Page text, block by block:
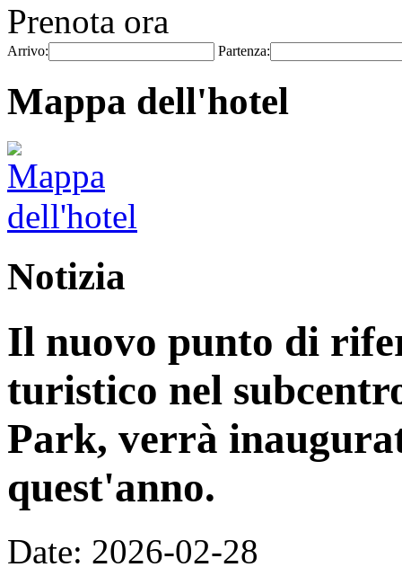
Prenota ora
Arrivo: Partenza:
Mappa dell'hotel
Notizia
Il nuovo punto di
turistico nel
Park, verrà
quest'anno.
Date: 2026-02-28